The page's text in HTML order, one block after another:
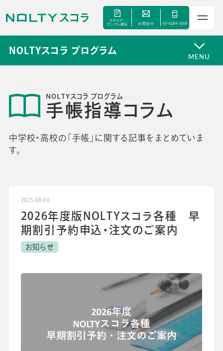
サービス
手帳甲子園
よくあるご質問
校長・副校長インタビュー
先生の学び応援コラム
お知らせ
データベース
NOLTYスコラ プログラム
MENU
手帳指導コラム
NOLTYスコラ プログラム
中学校・高校の「手帳」に関する記事をまとめていま
す。
2025.08.04
2026年度版NOLTYスコラ各種 早
期割引予約申込・注文のご案内
お知らせ